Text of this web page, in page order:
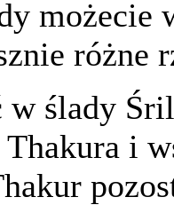
możecie
różne
ślady
Thakura i